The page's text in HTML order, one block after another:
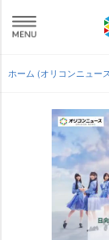
ホーム (オリコンニュー